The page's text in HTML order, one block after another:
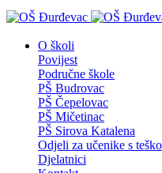
O školi
Povijest
Područne škole
PŠ Budrovac
PŠ Čepelovac
PŠ Mičetinac
PŠ Sirova Katalena
Odjeli za učenike s
Djelatnici